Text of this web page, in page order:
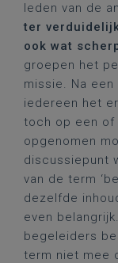
leden van de
ter
ook wat
groepen het
missie. Na
iedereen het
toch op een of
opgenomen
discussiepunt
van de term
dezelfde
even
begeleiders
term niet mee